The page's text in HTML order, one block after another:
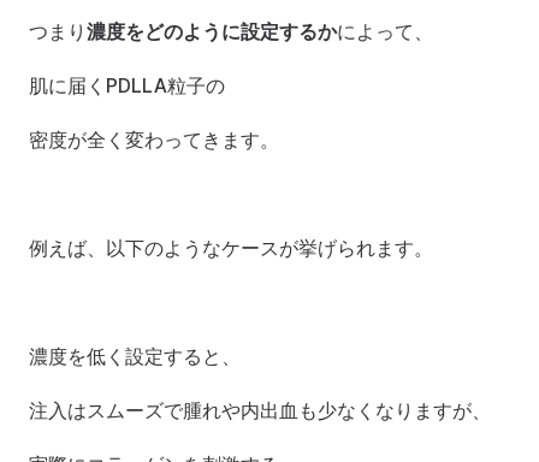
つまり 濃度をどのように設定するかによって、
肌に届くPDLLA粒子の
密度が全く変わってきます。
例えば、以下のようなケースが挙げられます。
濃度を低く設定すると、
注入はスムーズで腫れや内出血も少なくなりますが、